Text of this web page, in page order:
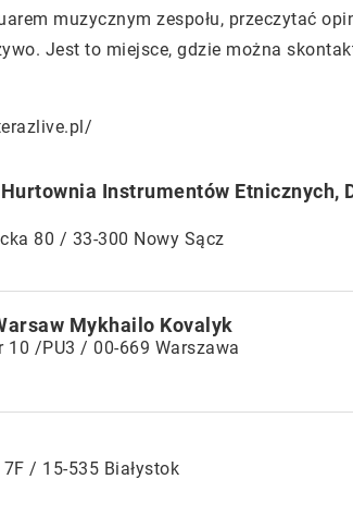
muzycznym zespołu, przeczytać
Jest to miejsce, gdzie można
Instrumentów Etnicznych,
80 / 33-300 Nowy Sącz
Mykhailo Kovalyk
10 /PU3 / 00-669 Warszawa
/ 15-535 Białystok